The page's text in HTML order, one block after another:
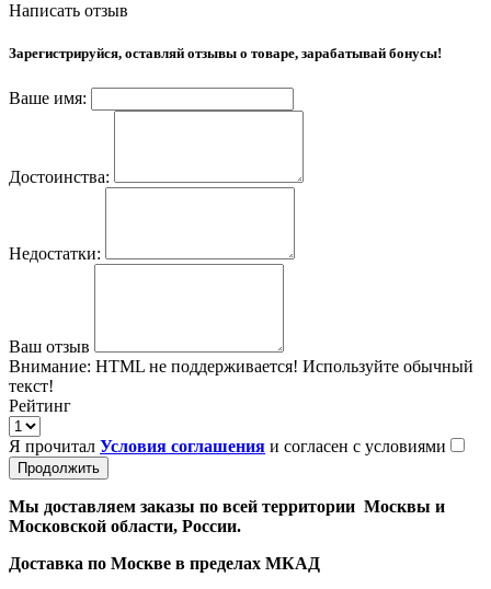
Написать отзыв
Зарегистрируйся, оставляй отзывы о товаре, зарабатывай бонусы!
Ваше имя:
Достоинства:
Недостатки:
Ваш отзыв
Внимание: HTML не поддерживается! Используйте обычный
текст!
Рейтинг
Я прочитал Условия соглашения и согласен с условиями
Продолжить
Мы доставляем заказы по всей территории Москвы и
Московской области, России.
Доставка по Москве в пределах МКАД